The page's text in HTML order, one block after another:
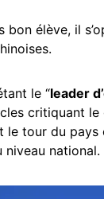
bon élève, il
le “leader
critiquant le
le tour du pays
niveau national.